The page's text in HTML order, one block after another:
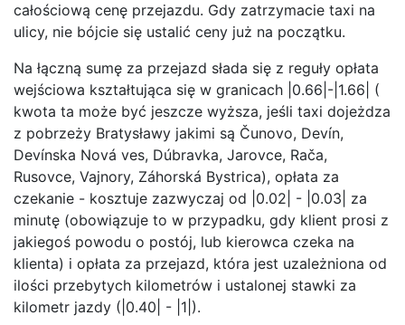
całościową cenę przejazdu. Gdy zatrzymacie taxi na
ulicy, nie bójcie się ustalić ceny już na początku.
Na łączną sumę za przejazd słada się z reguły opłata
wejściowa kształtująca się w granicach |0.66|-|1.66| (
kwota ta może być jeszcze wyższa, jeśli taxi dojeżdza
z pobrzeży Bratysławy jakimi są Čunovo, Devín,
Devínska Nová ves, Dúbravka, Jarovce, Rača,
Rusovce, Vajnory, Záhorská Bystrica), opłata za
czekanie - kosztuje zazwyczaj od |0.02| - |0.03| za
minutę (obowiązuje to w przypadku, gdy klient prosi z
jakiegoś powodu o postój, lub kierowca czeka na
klienta) i opłata za przejazd, która jest uzależniona od
ilości przebytych kilometrów i ustalonej stawki za
kilometr jazdy (|0.40| - |1|).